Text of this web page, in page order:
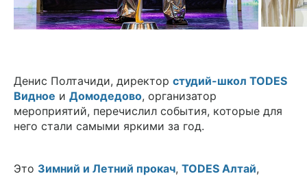
Денис Полтачиди, директор студий-школ TODES
Видное и Домодедово, организатор
мероприятий, перечислил события, которые для
него стали самыми яркими за год.
Это Зимний и Летний прокач, TODES Алтай,